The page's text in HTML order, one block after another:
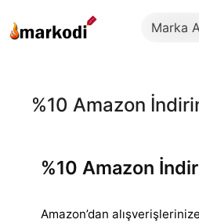
geç
%10 Amazon
%10 Amazon
Amazon’dan